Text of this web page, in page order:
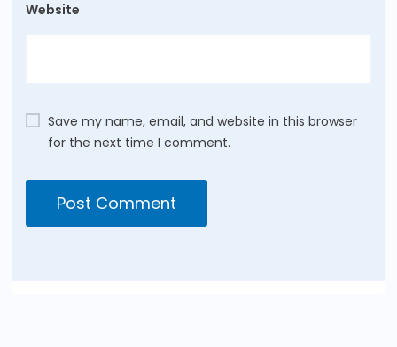
Website
Save my name, email, and website in this browser
for the next time I comment.